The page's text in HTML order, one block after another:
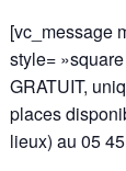
[vc_message
style=
GRATUIT,
places
lieux) au 05